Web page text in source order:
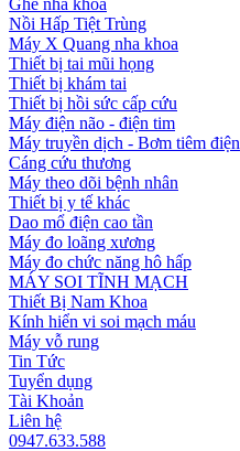
Ghế nha khoa
Nồi Hấp Tiệt Trùng
Máy X Quang nha khoa
Thiết bị tai mũi họng
Thiết bị khám tai
Thiết bị hồi sức cấp cứu
Máy điện não - điện tim
Máy truyền dịch - Bơm tiêm điện
Cáng cứu thương
Máy theo dõi bệnh nhân
Thiết bị y tế khác
Dao mổ điện cao tần
Máy đo loãng xương
Máy đo chức năng hô hấp
MÁY SOI TĨNH MẠCH
Thiết Bị Nam Khoa
Kính hiển vi soi mạch máu
Máy vỗ rung
Tin Tức
Tuyển dụng
Tài Khoản
Liên hệ
0947.633.588